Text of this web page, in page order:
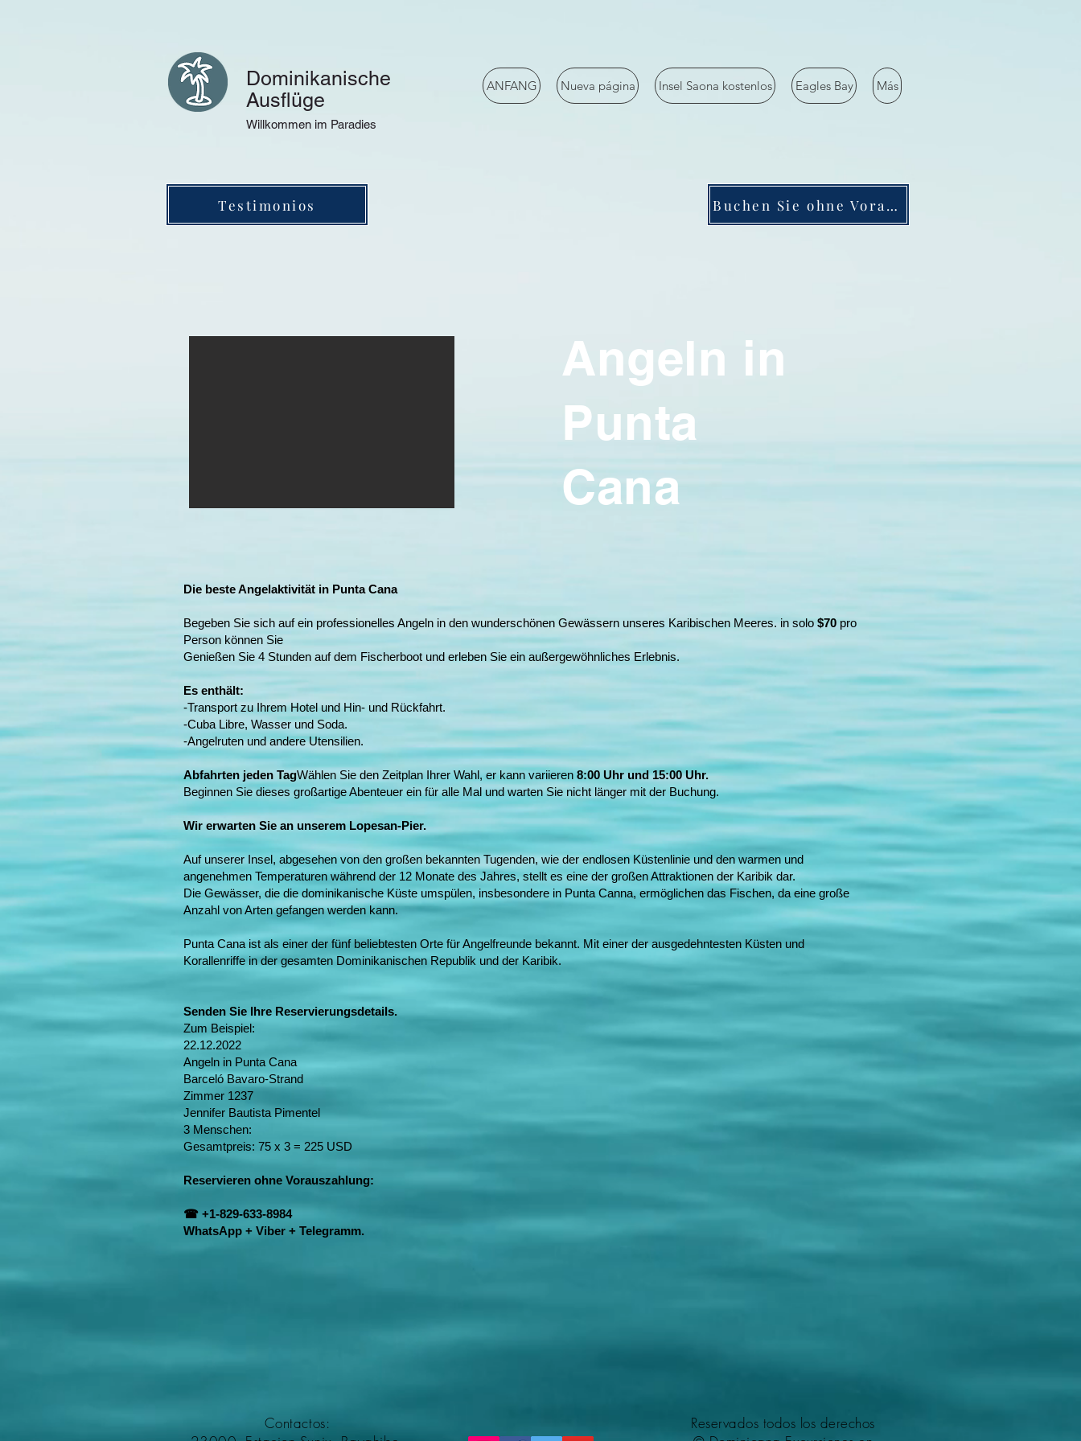
Dominikanische
Ausflüge
Willkommen im Paradies
Testimonios
ANFANG Nueva página Insel Saona kostenlos Eagles Bay Más
Buchen Sie ohne Vorauszahlung
Angeln in
Punta
Cana
Die beste Angelaktivität in Punta Cana
Begeben Sie sich auf ein professionelles Angeln in den wunderschönen Gewässern unseres Karibischen Meeres. in solo $70 pro
Person können Sie
Genießen Sie 4 Stunden auf dem Fischerboot und erleben Sie ein außergewöhnliches Erlebnis.
Es enthält:
-Transport zu Ihrem Hotel und Hin- und Rückfahrt.
-Cuba Libre, Wasser und Soda.
-Angelruten und andere Utensilien.
Abfahrten jeden TagWählen Sie den Zeitplan Ihrer Wahl, er kann variieren 8:00 Uhr und 15:00 Uhr.
Beginnen Sie dieses großartige Abenteuer ein für alle Mal und warten Sie nicht länger mit der Buchung.
Wir erwarten Sie an unserem Lopesan-Pier.
Auf unserer Insel, abgesehen von den großen bekannten Tugenden, wie der endlosen Küstenlinie und den warmen und
angenehmen Temperaturen während der 12 Monate des Jahres, stellt es eine der großen Attraktionen der Karibik dar.
Die Gewässer, die die dominikanische Küste umspülen, insbesondere in Punta Canna, ermöglichen das Fischen, da eine große
Anzahl von Arten gefangen werden kann.
Punta Cana ist als einer der fünf beliebtesten Orte für Angelfreunde bekannt. Mit einer der ausgedehntesten Küsten und
Korallenriffe in der gesamten Dominikanischen Republik und der Karibik.
Senden Sie Ihre Reservierungsdetails.
Zum Beispiel:
22.12.2022
Angeln in Punta Cana
Barceló Bavaro-Strand
Zimmer 1237
Jennifer Bautista Pimentel
3 Menschen:
Gesamtpreis: 75 x 3 = 225 USD
Reservieren ohne Vorauszahlung:
☎ +1-829-633-8984
WhatsApp + Viber + Telegramm.
Contactos:
Reservados todos los derechos